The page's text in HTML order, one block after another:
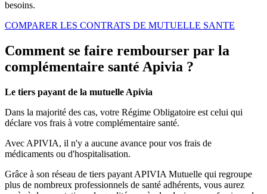
besoins.
COMPARER LES CONTRATS DE MUTUELLE SANTE
Comment se faire rembourser par la
complémentaire santé Apivia ?
Le tiers payant de la mutuelle Apivia
Dans la majorité des cas, votre Régime Obligatoire est celui qui
déclare vos frais à votre complémentaire santé.
Avec APIVIA, il n'y a aucune avance pour vos frais de
médicaments ou d'hospitalisation.
Grâce à son réseau de tiers payant APIVIA Mutuelle qui regroupe
plus de nombreux professionnels de santé adhérents, vous aurez